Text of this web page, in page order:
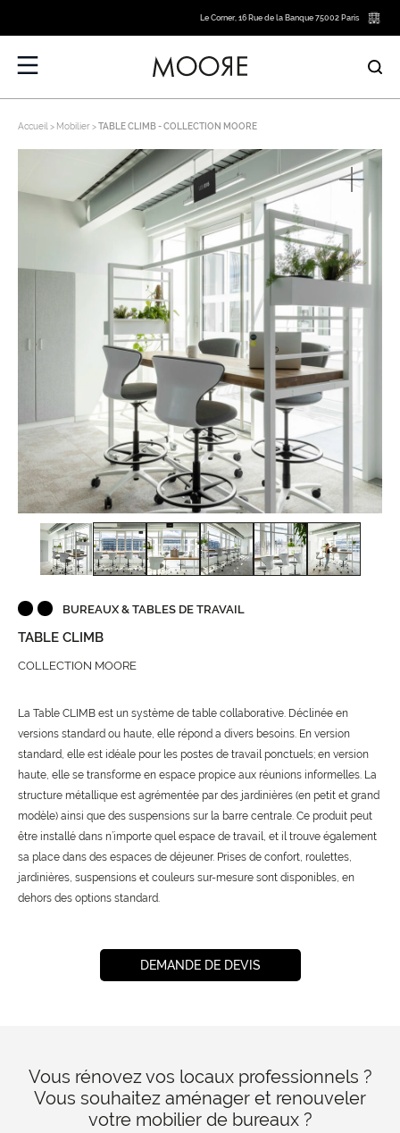
Le Corner, 16 Rue de la Banque 75002 Paris
Accueil Mobilier TABLE CLIMB - COLLECTION MOORE
BUREAUX & TABLES DE TRAVAIL
TABLE CLIMB
COLLECTION MOORE
La Table CLIMB est un système de table collaborative. Déclinée en
versions standard ou haute, elle répond a divers besoins. En version
standard, elle est idéale pour les postes de travail ponctuels; en version
haute, elle se transforme en espace propice aux réunions informelles. La
structure métallique est agrémentée par des jardinières (en petit et grand
modèle) ainsi que des suspensions sur la barre centrale. Ce produit peut
être installé dans n’importe quel espace de travail, et il trouve également
sa place dans des espaces de déjeuner. Prises de confort, roulettes,
jardinières, suspensions et couleurs sur-mesure sont disponibles, en
dehors des options standard.
DEMANDE DE DEVIS
Vous rénovez vos locaux professionnels ?
Vous souhaitez aménager et renouveler
votre mobilier de bureaux ?